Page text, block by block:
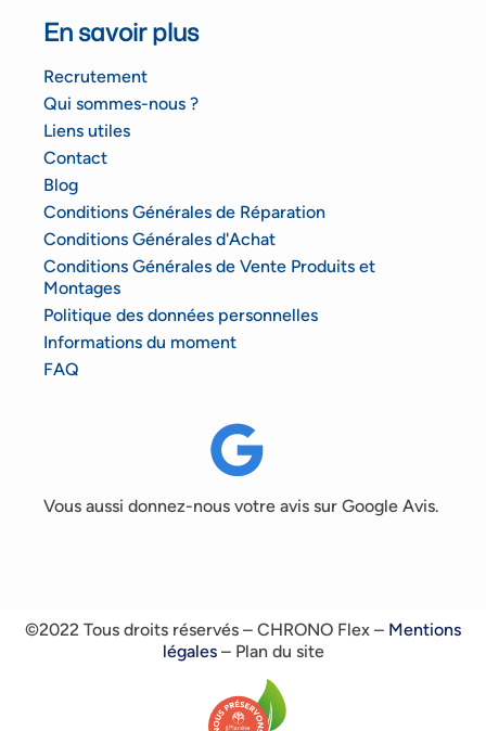
En savoir plus
Recrutement
Qui sommes-nous ?
Liens utiles
Contact
Blog
Conditions Générales de Réparation
Conditions Générales d'Achat
Conditions Générales de Vente Produits et
Montages
Politique des données personnelles
Informations du moment
FAQ
Vous aussi donnez-nous votre avis sur Google Avis.
©2022 Tous droits réservés – CHRONO Flex – Mentions
légales– Plan du site